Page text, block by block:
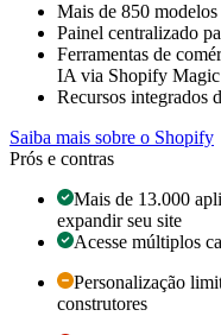
Mais de 850
Painel centralizado
Ferramentas de
IA via Shopify Magic
Recursos integrados
Saiba mais sobre o Shopify
Prós e contras
Mais de 13.000
expandir seu site
Acesse múltiplos
Personalização
construtores